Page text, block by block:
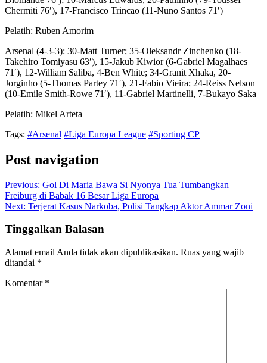
Chermiti 76′), 17-Francisco Trincao (11-Nuno Santos 71′)
Pelatih: Ruben Amorim
Arsenal (4-3-3): 30-Matt Turner; 35-Oleksandr Zinchenko (18-
Takehiro Tomiyasu 63′), 15-Jakub Kiwior (6-Gabriel Magalhaes
71′), 12-William Saliba, 4-Ben White; 34-Granit Xhaka, 20-
Jorginho (5-Thomas Partey 71′), 21-Fabio Vieira; 24-Reiss Nelson
(10-Emile Smith-Rowe 71′), 11-Gabriel Martinelli, 7-Bukayo Saka
Pelatih: Mikel Arteta
Tags: #Arsenal #Liga Europa League #Sporting CP
Post navigation
Previous: Gol Di Maria Bawa Si Nyonya Tua Tumbangkan
Freiburg di Babak 16 Besar Liga Europa
Next: Terjerat Kasus Narkoba, Polisi Tangkap Aktor Ammar Zoni
Tinggalkan Balasan
Alamat email Anda tidak akan dipublikasikan. Ruas yang wajib
ditandai *
Komentar *